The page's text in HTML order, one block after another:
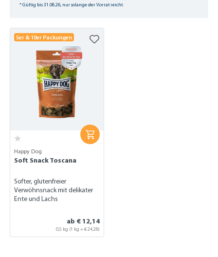
* Gültig bis 31.08.26, nur solange der Vorrat reicht.
5er & 10er Packungen
Happy Dog
Soft Snack Toscana
Softer, glutenfreier
Verwöhnsnack mit delikater
Ente und Lachs
ab € 12,14
0,5 kg (1 kg = € 24,28)